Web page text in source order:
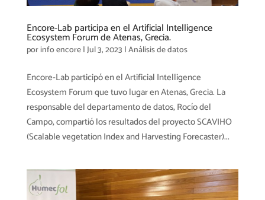
Encore-Lab participa en el Artificial Intelligence
Ecosystem Forum de Atenas, Grecia.
porinfo encore|Jul 3, 2023 |Análisis de datos
Encore-Lab participó en el Artificial Intelligence
Ecosystem Forum que tuvo lugar en Atenas, Grecia. La
responsable del departamento de datos, Rocío del
Campo, compartió los resultados del proyecto SCAVIHO
(Scalable vegetation Index and Harvesting Forecaster)...